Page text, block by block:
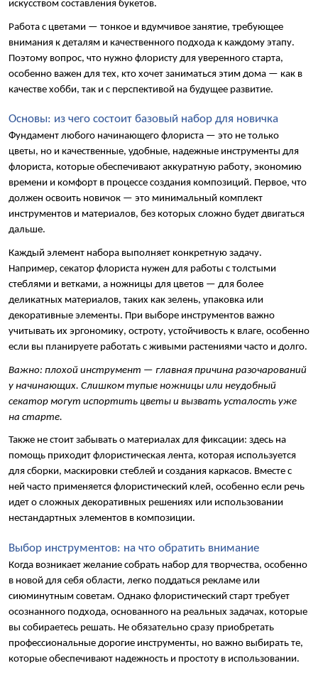
искусством составления букетов.
Работа с цветами — тонкое и вдумчивое занятие, требующее
внимания к деталям и качественного подхода к каждому этапу.
Поэтому вопрос, что нужно флористу для уверенного старта,
особенно важен для тех, кто хочет заниматься этим дома — как в
качестве хобби, так и с перспективой на будущее развитие.
Основы: из чего состоит базовый набор для новичка
Фундамент любого начинающего флориста — это не только
цветы, но и качественные, удобные, надежные инструменты для
флориста, которые обеспечивают аккуратную работу, экономию
времени и комфорт в процессе создания композиций. Первое, что
должен освоить новичок — это минимальный комплект
инструментов и материалов, без которых сложно будет двигаться
дальше.
Каждый элемент набора выполняет конкретную задачу.
Например, секатор флориста нужен для работы с толстыми
стеблями и ветками, а ножницы для цветов — для более
деликатных материалов, таких как зелень, упаковка или
декоративные элементы. При выборе инструментов важно
учитывать их эргономику, остроту, устойчивость к влаге, особенно
если вы планируете работать с живыми растениями часто и долго.
Важно: плохой инструмент — главная причина разочарований
у начинающих. Слишком тупые ножницы или неудобный
секатор могут испортить цветы и вызвать усталость уже
на старте.
Также не стоит забывать о материалах для фиксации: здесь на
помощь приходит флористическая лента, которая используется
для сборки, маскировки стеблей и создания каркасов. Вместе с
ней часто применяется флористический клей, особенно если речь
идет о сложных декоративных решениях или использовании
нестандартных элементов в композиции.
Выбор инструментов: на что обратить внимание
Когда возникает желание собрать набор для творчества, особенно
в новой для себя области, легко поддаться рекламе или
сиюминутным советам. Однако флористический старт требует
осознанного подхода, основанного на реальных задачах, которые
вы собираетесь решать. Не обязательно сразу приобретать
профессиональные дорогие инструменты, но важно выбирать те,
которые обеспечивают надежность и простоту в использовании.